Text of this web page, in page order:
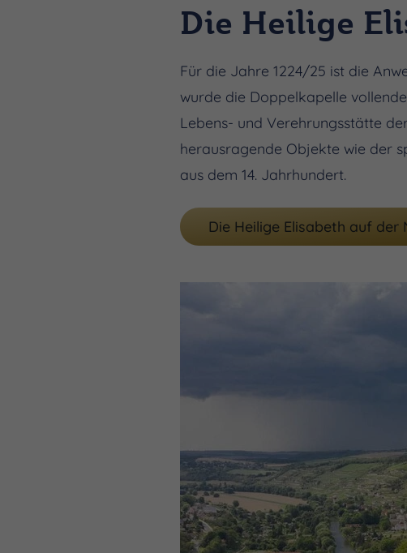
Die Heilige
Für die Jahre 1224/25 ist die
wurde die Doppelkapelle
Lebens- und Verehrungsstätte
herausragende Objekte wie der
aus dem 14. Jahrhundert.
Die Heilige Elisabeth auf der